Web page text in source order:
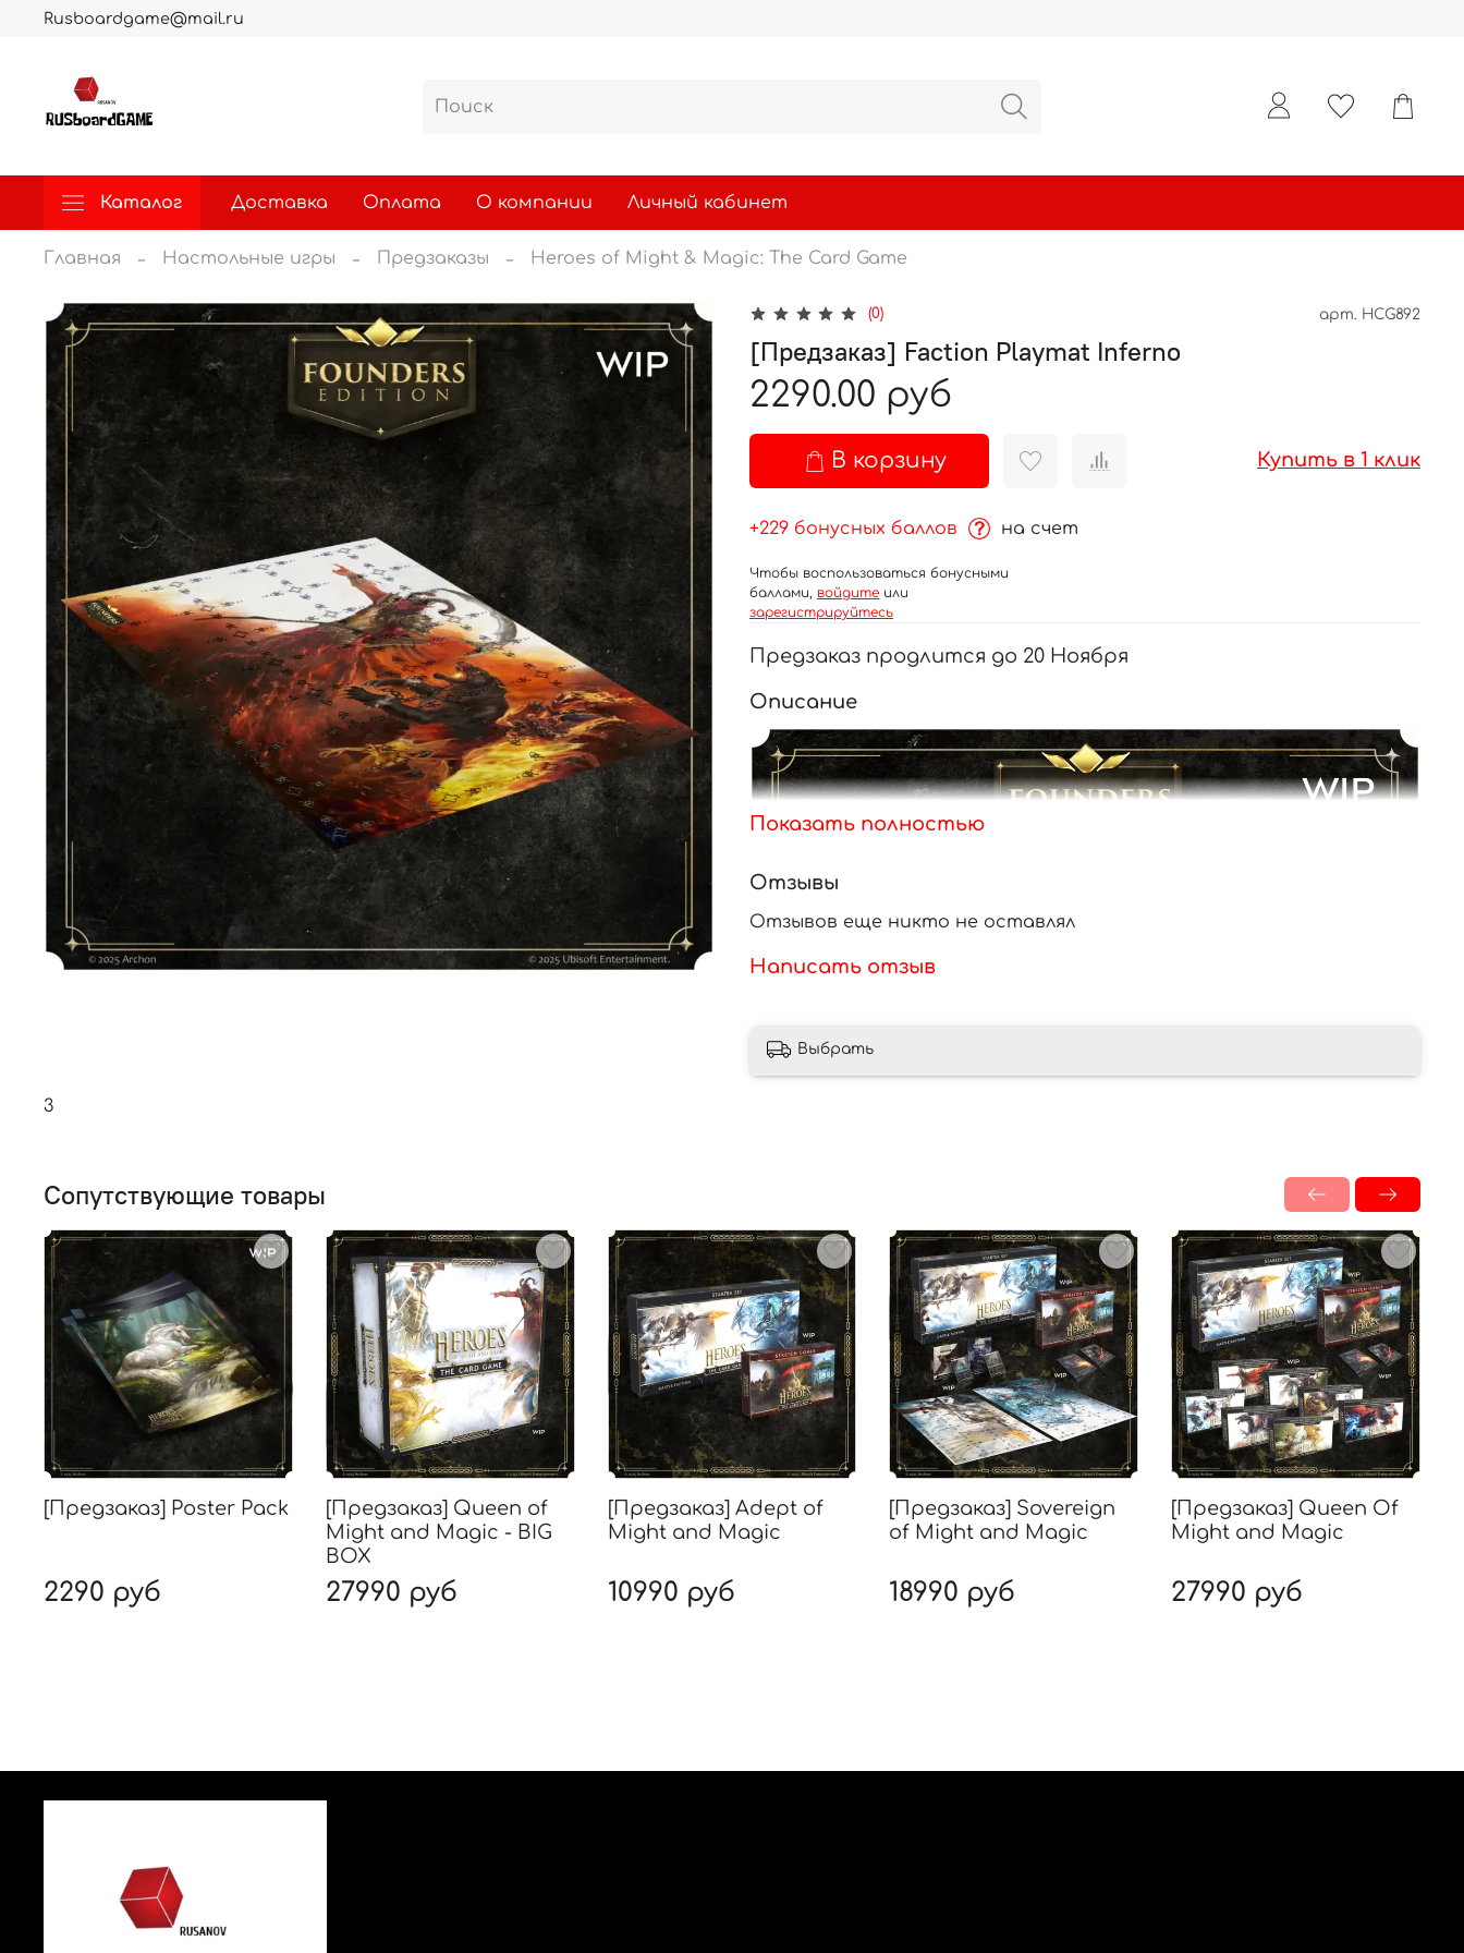
Rusboardgame@mail.ru
Каталог Доставка Оплата О компании Личный кабинет
Главная Настольные игры Предзаказы Heroes of Might & Magic: The Card Game
(0) арт. HCG892
[Предзаказ] Faction Playmat Inferno
2290.00 руб
В корзину Купить в 1 клик
+229 бонусных баллов на счет
Чтобы воспользоваться бонусными
баллами, войдите или
зарегистрируйтесь
Предзаказ продлится до 20 Ноября
Описание
Показать полностью
Отзывы
Отзывов еще никто не оставлял
Написать отзыв
Выбрать
3
Сопутствующие товары
[Предзаказ] Poster Pack
2290 руб
[Предзаказ] Queen of
Might and Magic - BIG
BOX
27990 руб
[Предзаказ] Adept of
Might and Magic
10990 руб
[Предзаказ] Sovereign
of Might and Magic
18990 руб
[Предзаказ] Queen Of
Might and Magic
27990 руб